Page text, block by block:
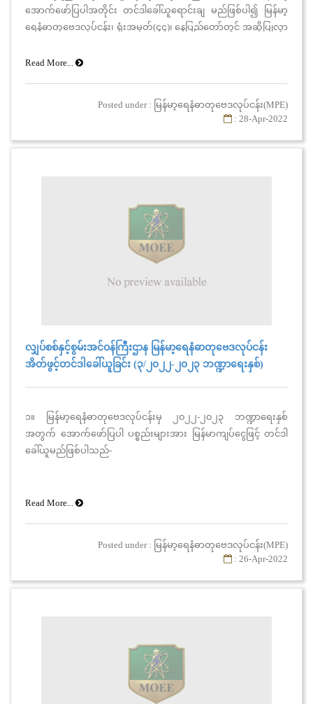
အောက်ဖော်ပြပါအတိုင်း တင်ဒါခေါ်ယူရောင်းချ မည်ဖြစ်ပါ၍ မြန်မာ့
ရေနံဓာတုဗေဒလုပ်ငန်း၊ ရုံးအမှတ်(၄၄)၊ နေပြည်တော်တွင် အဆိုပြုလွှာ
Read More...
Posted under : မြန်မာ့ရေနံဓာတုဗေဒလုပ်ငန်း(MPE)
: 28-Apr-2022
လျှပ်စစ်နှင့်စွမ်းအင်ဝန်ကြီးဌာန မြန်မာ့ရေနံဓာတုဗေဒလုပ်ငန်း
အိတ်ဖွင့်တင်ဒါခေါ်ယူခြင်း (၃/၂၀၂၂-၂၀၂၃ ဘဏ္ဍာရေးနှစ်)
၁။ မြန်မာ့ရေနံဓာတုဗေဒလုပ်ငန်းမှ ၂၀၂၂-၂၀၂၃ ဘဏ္ဍာရေးနှစ်
အတွက် အောက်ဖော်ပြပါ ပစ္စည်းများအား မြန်မာကျပ်ငွေဖြင့် တင်ဒါ
ခေါ်ယူမည်ဖြစ်ပါသည်-
Read More...
Posted under : မြန်မာ့ရေနံဓာတုဗေဒလုပ်ငန်း(MPE)
: 26-Apr-2022